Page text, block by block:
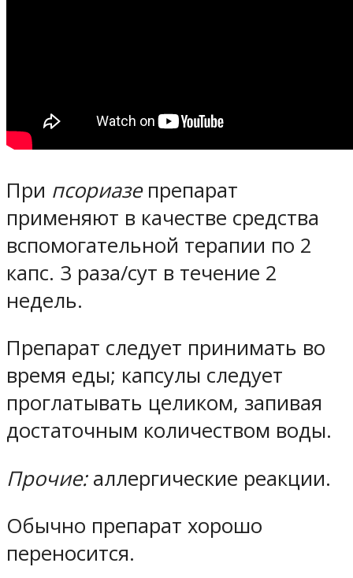
При псориазепрепарат
применяют в качестве средства
вспомогательной терапии по 2
капс. 3 раза/сут в течение 2
недель.
Препарат следует принимать во
время еды; капсулы следует
проглатывать целиком, запивая
достаточным количеством воды.
Прочие:аллергические реакции.
Обычно препарат хорошо
переносится.